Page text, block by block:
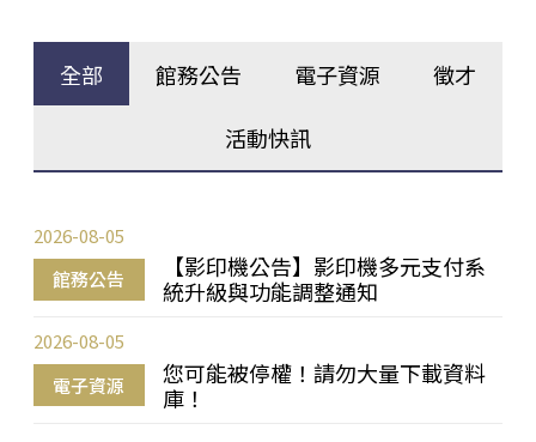
全部 館務公告 電子資源 徵才
活動快訊
館務公告
【影印機公告】影印機多元支付系
統升級與功能調整通知
2026-08-05
電子資源
您可能被停權！請勿大量下載資料
庫！
2026-08-05